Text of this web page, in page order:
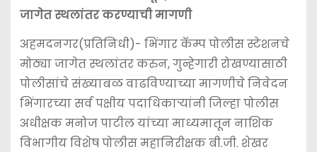
e
b
o
o
k
er l ts
A
p
p
s
e
n
g
er
e
जागेत स्थलांतर करण्याची मागणी
अहमदनगर(प्रतिनिधी)- भिंगार कॅम्प पोलीस स्टेशनचे
मोठ्या जागेत स्थलांतर करुन, गुन्हेगारी रोखण्यासाठी
पोलीसांचे संख्याबळ वाढविण्याच्या मागणीचे निवेदन
भिंगारच्या सर्व पक्षीय पदाधिकार्‍यांनी जिल्हा पोलीस
अधीक्षक मनोज पाटील यांच्या माध्यमातून नाशिक
विभागीय विशेष पोलीस महानिरीक्षक बी.जी. शेखर